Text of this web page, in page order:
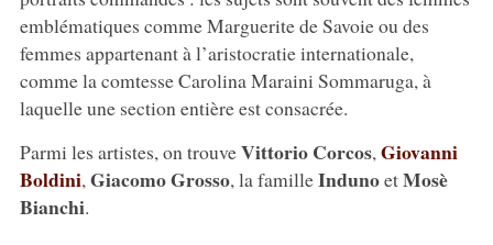
emblématiques comme Marguerite de Savoie ou des
femmes appartenant à l’aristocratie internationale,
comme la comtesse Carolina Maraini Sommaruga, à
laquelle une section entière est consacrée.
Parmi les artistes, on trouveVittorio Corcos, Giovanni
Boldini, Giacomo Grosso, la familleIndunoetMosè
Bianchi.